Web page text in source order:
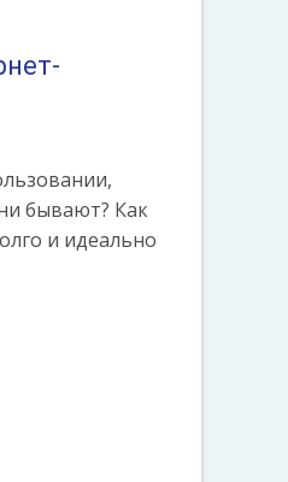
бывают? Как
и идеально